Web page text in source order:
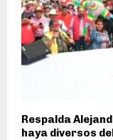
Respalda
haya diversos